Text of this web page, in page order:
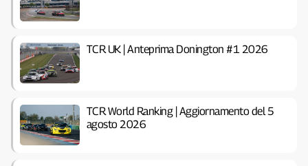
TCR UK | Anteprima Donington #1 2026
TCR World Ranking | Aggiornamento del 5
agosto 2026